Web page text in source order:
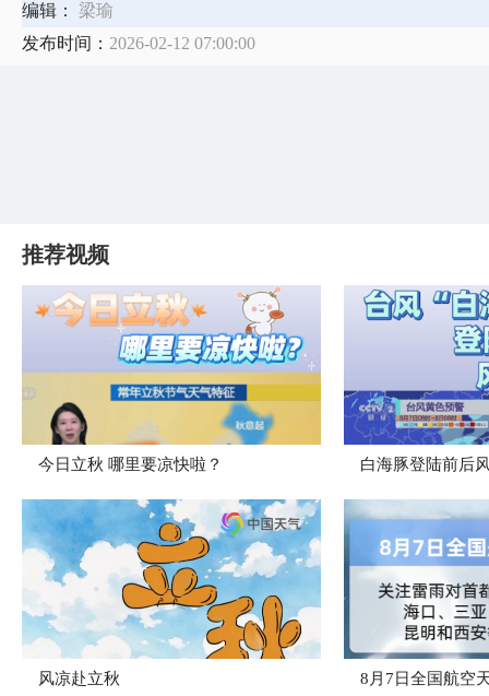
编辑：
梁瑜
发布时间： 2026-02-12 07:00:00
推荐视频
今日立秋 哪里要凉快啦？ 白海豚登陆前后
风凉赴立秋 8月7日全国航空